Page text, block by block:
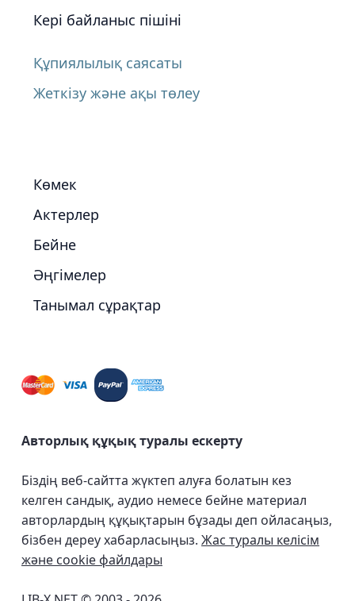
Кері байланыс пішіні
Құпиялылық саясаты
Жеткізу және ақы төлеу
Көмек
Актерлер
Бейне
Әңгімелер
Танымал сұрақтар
Авторлық құқық туралы ескерту
Біздің веб-сайтта жүктеп алуға болатын кез
келген сандық, аудио немесе бейне материал
авторлардың құқықтарын бұзады деп ойласаңыз,
бізбен дереу хабарласыңыз. Жас туралы келісім
және cookie файлдары